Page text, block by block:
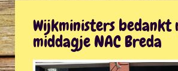
Wijkministers bedankt
middagje NAC Breda